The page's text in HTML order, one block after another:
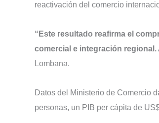
reactivación del comercio
“Este resultado reafirma el
comercial e integración regional.
Lombana.
Datos del Ministerio de Comercio
personas, un PIB per cápita de